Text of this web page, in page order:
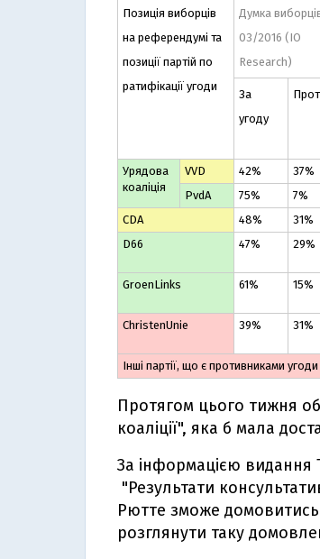
Позиція виборців
на референдумі та
позиції партій по
ратифікації угоди
Думка
03/2016 (IO
Research)
За
угоду
Урядова
коаліція
VVD 42% 37%
PvdA
75% 7%
CDA
48% 31%
D66
47% 29%
GroenLinks
61% 15%
ChristenUnie
39% 31%
Інші партії, що є противниками угоди
Протягом цього тижня
коаліції", яка б мала
За інформацією видання
"Результати
Рютте зможе домовитись
розглянути таку